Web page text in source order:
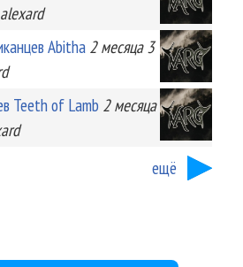
alexard
Abitha 2 месяца 3
Teeth of Lamb 2 месяца
ещё